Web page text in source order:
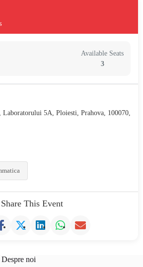
Available Seats
3
Laboratorului 5A, Ploiesti, Prahova, 100070,
Share This Event
Despre noi